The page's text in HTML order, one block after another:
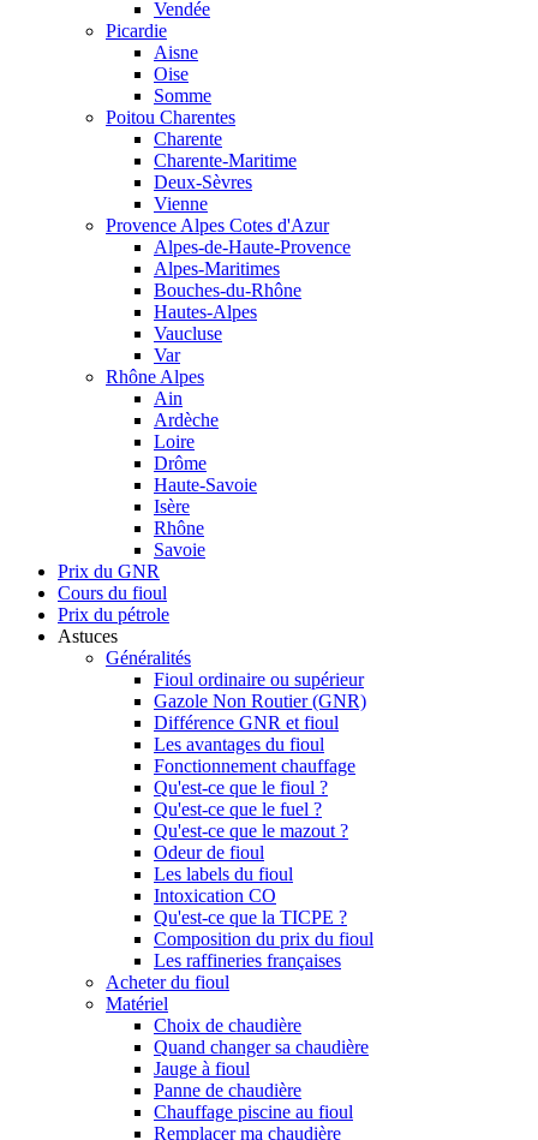
Vendée
Picardie
Aisne
Oise
Somme
Poitou Charentes
Charente
Charente-Maritime
Deux-Sèvres
Vienne
Provence Alpes Cotes d'Azur
Alpes-de-Haute-Provence
Alpes-Maritimes
Bouches-du-Rhône
Hautes-Alpes
Vaucluse
Var
Rhône Alpes
Ain
Ardèche
Loire
Drôme
Haute-Savoie
Isère
Rhône
Savoie
Prix du GNR
Cours du fioul
Prix du pétrole
Astuces
Généralités
Fioul ordinaire ou supérieur
Gazole Non Routier (GNR)
Différence GNR et fioul
Les avantages du fioul
Fonctionnement chauffage
Qu'est-ce que le fioul ?
Qu'est-ce que le fuel ?
Qu'est-ce que le mazout ?
Odeur de fioul
Les labels du fioul
Intoxication CO
Qu'est-ce que la TICPE ?
Composition du prix du fioul
Les raffineries françaises
Acheter du fioul
Matériel
Choix de chaudière
Quand changer sa chaudière
Jauge à fioul
Panne de chaudière
Chauffage piscine au fioul
Remplacer ma chaudière